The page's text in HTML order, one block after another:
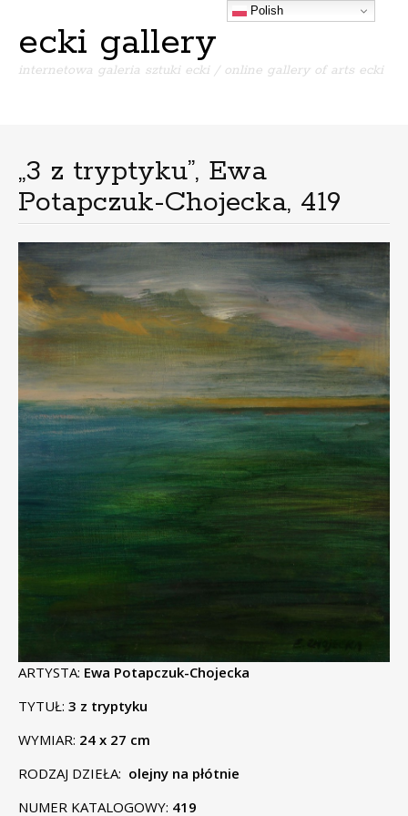
ecki gallery
internetowa galeria sztuki ecki / online gallery of arts ecki
i
p
t
t
e
n
„3 z tryptyku”, Ewa
Potapczuk-Chojecka, 419
ARTYSTA: Ewa Potapczuk-Chojecka
TYTUŁ: 3 z tryptyku
WYMIAR: 24 x 27 cm
RODZAJ DZIEŁA: olejny na płótnie
NUMER KATALOGOWY: 419
Polish